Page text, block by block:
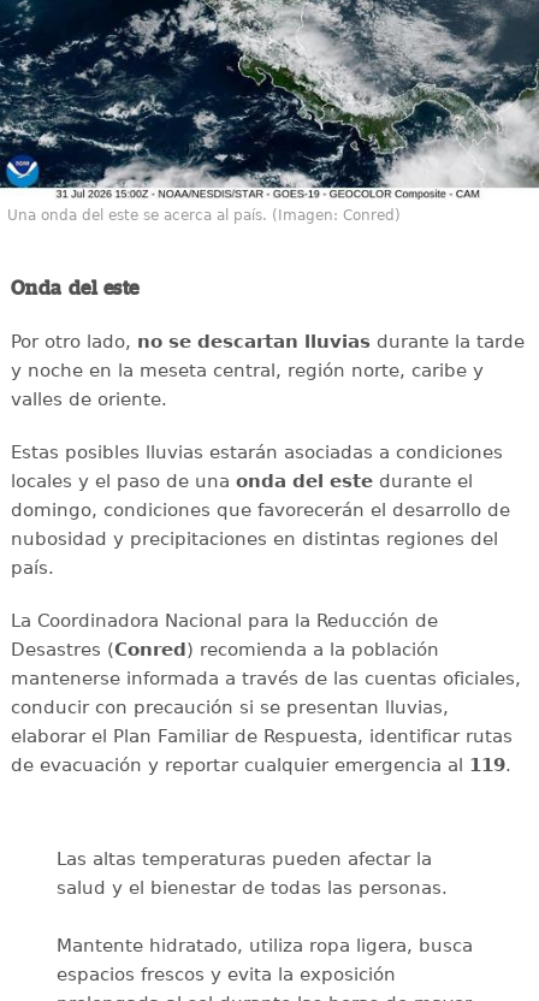
Una onda del este se acerca al país. (Imagen: Conred)
Onda del este
Por otro lado, no se descartan lluviasdurante la tarde
y noche en la meseta central, región norte, caribe y
valles de oriente.
Estas posibles lluvias estarán asociadas a condiciones
locales y el paso de una onda del estedurante el
domingo, condiciones que favorecerán el desarrollo de
nubosidad y precipitaciones en distintas regiones del
país.
La Coordinadora Nacional para la Reducción de
Desastres (Conred ) recomienda a la población
mantenerse informada a través de las cuentas oficiales,
conducir con precaución si se presentan lluvias,
elaborar el Plan Familiar de Respuesta, identificar rutas
de evacuación y reportar cualquier emergencia al 119.
Las altas temperaturas pueden afectar la
salud y el bienestar de todas las personas.
Mantente hidratado, utiliza ropa ligera, busca
espacios frescos y evita la exposición